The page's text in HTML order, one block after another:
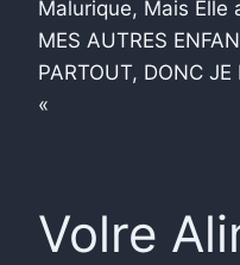
Malurique, Mais Elle
MES AUTRES
PARTOUT, DONC
«
Volre